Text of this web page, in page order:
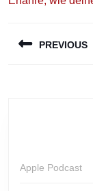
PREVIOUS
Apple Podcast